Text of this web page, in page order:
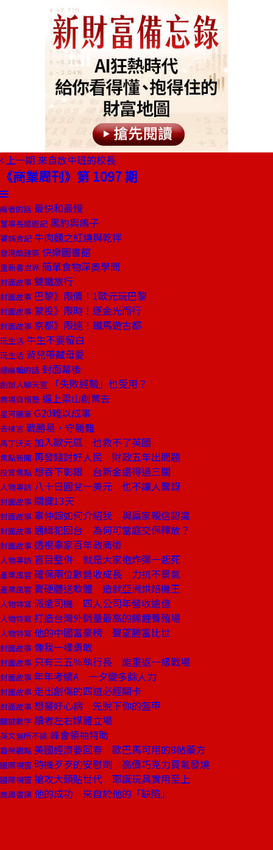
上一期 來自放牛班的校長
《商業周刊》第 1097 期
編者的話 最快和最慢
董事長嬉遊記 黑豹與鴿子
饕姊食記 牛肉麵之紅燒與乾拌
發現酷建築 快樂圖書館
重新看世界 簡單食物深奧學問
封面故事 雙鐵旅行
封面故事 巴黎》限價！1歐元玩巴黎
封面故事 蒙投》限時！逐金光而行
封面故事 京都》限速！鐵馬遊古都
玩生活 牛生不要留白
玩生活 背兒帶藏母愛
總編輯的話 封面幕後
創辦人聊天室 「失敗經驗」也受用？
商場自慢塾 逼上梁山創業去
星河隨筆 G20難以成事
去梯言 戰勝易，守勝難
馬丁沃夫 加入歐元區 也救不了英國
焦點新聞 再發錢討好人民 財政五年出問題
投資焦點 想吞下彰銀 台新金還得過三關
人物專訪 八十日圓兌一美元 也不讓人驚訝
封面故事 關鍵13天
封面故事 辜仲諒如何介紹我 與扁家親信認識
封面故事 通緝犯回台 為何可當庭交保釋放？
封面故事 透視辜家百年政商術
人物專訪 盲目整併 就是大家抱炸彈一起死
產業風雲 確保兩位數營收成長 力抗不景氣
產業風雲 賣硬體送軟體 造就亞洲烘焙機王
人物特寫 派遣司機 四人公司年營收逾億
人物特寫 打造台灣外銷量最高的錦鯉養殖場
人物特寫 他的中國富豪榜 聲望勝富比世
封面故事 像我一樣勇敢
封面故事 只有三五％執行長 能重返一級戰場
封面故事 年年考績A 一夕變多餘人力
封面故事 走出創傷的四道必經關卡
封面故事 想醫好心病 先脫下你的盔甲
關鍵數字 讀者左右媒體立場
英文無所不談 峰會領袖特助
霸榮觀點 美國經濟要回春 歐巴馬可用的8帖藥方
國際視窗 時機歹歹的安慰劑 高價巧克力買氣發燒
國際視窗 搶攻大頭貼世代 耶誕玩具實用至上
商周書摘 他的成功 來自於他的「缺陷」